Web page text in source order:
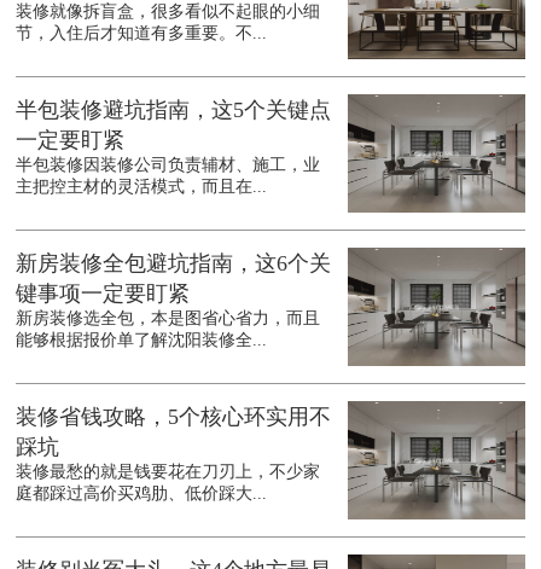
装修就像拆盲盒，很多看似不起眼的小细
节，入住后才知道有多重要。不...
半包装修避坑指南，这5个关键点
一定要盯紧
半包装修因装修公司负责辅材、施工，业
主把控主材的灵活模式，而且在...
新房装修全包避坑指南，这6个关
键事项一定要盯紧
新房装修选全包，本是图省心省力，而且
能够根据报价单了解沈阳装修全...
装修省钱攻略，5个核心环实用不
踩坑
装修最愁的就是钱要花在刀刃上，不少家
庭都踩过高价买鸡肋、低价踩大...